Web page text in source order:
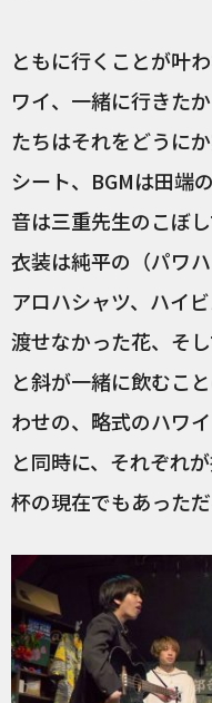
ともに行くことが叶
ワイ、一緒に行きた
たちはそれをどうに
シート、BGMは田端
音は三重先生のこぼ
衣装は純平の（パワ
アロハシャツ、ハイ
渡せなかった花、そ
と斜が一緒に飲むこ
わせの、略式のハワ
と同時に、それぞれ
杯の現在でもあっただ